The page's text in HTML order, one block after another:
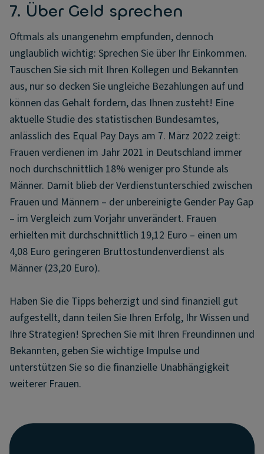
7. Über Geld sprechen
Oftmals als unangenehm empfunden, dennoch
unglaublich wichtig: Sprechen Sie über Ihr Einkommen.
Tauschen Sie sich mit Ihren Kollegen und Bekannten
aus, nur so decken Sie ungleiche Bezahlungen auf und
können das Gehalt fordern, das Ihnen zusteht! Eine
aktuelle Studie des statistischen Bundesamtes,
anlässlich des Equal Pay Days am 7. März 2022 zeigt:
Frauen verdienen im Jahr 2021 in Deutschland immer
noch durchschnittlich 18% weniger pro Stunde als
Männer. Damit blieb der Verdienstunterschied zwischen
Frauen und Männern – der unbereinigte Gender Pay Gap
– im Vergleich zum Vorjahr unverändert. Frauen
erhielten mit durchschnittlich 19,12 Euro – einen um
4,08 Euro geringeren Bruttostundenverdienst als
Männer (23,20 Euro).
Haben Sie die Tipps beherzigt und sind finanziell gut
aufgestellt, dann teilen Sie Ihren Erfolg, Ihr Wissen und
Ihre Strategien! Sprechen Sie mit Ihren Freundinnen und
Bekannten, geben Sie wichtige Impulse und
unterstützen Sie so die finanzielle Unabhängigkeit
weiterer Frauen.